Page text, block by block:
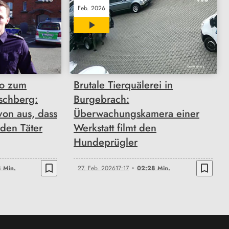
zum
aus, dass
Täter
Min. bookmark_border
Feb. 2026
02:28
Brutale Tierquälerei in
Burgebrach:
Überwachungskamera einer
Werkstatt filmt den
Hundeprügler
27. Feb. 202617:17 02:28 Min. bookmark_border